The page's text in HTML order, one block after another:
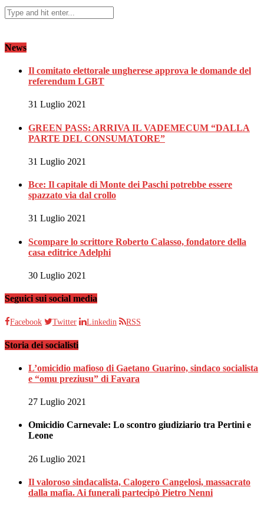
News
Il comitato elettorale ungherese approva le domande del
referendum LGBT
31 Luglio 2021
GREEN PASS: ARRIVA IL VADEMECUM “DALLA
PARTE DEL CONSUMATORE”
31 Luglio 2021
Bce: Il capitale di Monte dei Paschi potrebbe essere
spazzato via dal crollo
31 Luglio 2021
Scompare lo scrittore Roberto Calasso, fondatore della
casa editrice Adelphi
30 Luglio 2021
Seguici sui social media
Facebook Twitter Linkedin RSS
Storia dei socialisti
L’omicidio mafioso di Gaetano Guarino, sindaco socialista
e “omu preziusu” di Favara
27 Luglio 2021
Omicidio Carnevale: Lo scontro giudiziario tra Pertini e
Leone
26 Luglio 2021
Il valoroso sindacalista, Calogero Cangelosi, massacrato
dalla mafia. Ai funerali partecipò Pietro Nenni